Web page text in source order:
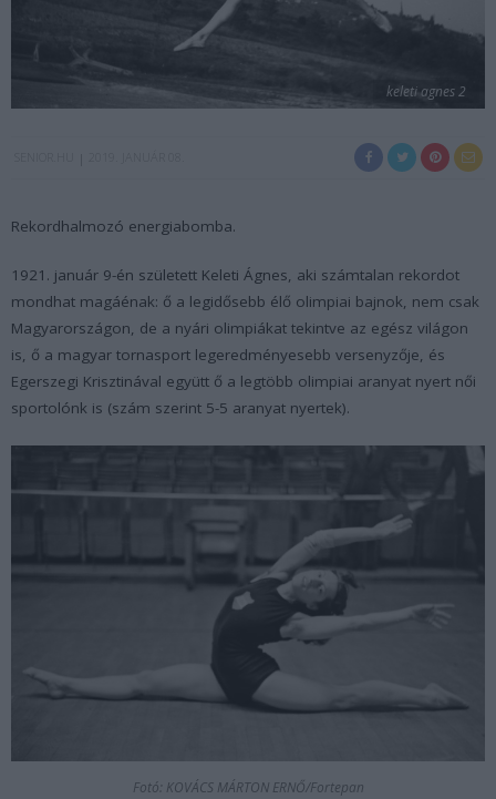
keleti agnes 2
Rekordhalmozó energiabomba.
1921. január 9-én született Keleti Ágnes, aki számtalan rekordot
mondhat magáénak: ő a legidősebb élő olimpiai bajnok, nem csak
Magyarországon, de a nyári olimpiákat tekintve az egész világon
is, ő a magyar tornasport legeredményesebb versenyzője, és
Egerszegi Krisztinával együtt ő a legtöbb olimpiai aranyat nyert női
sportolónk is (szám szerint 5-5 aranyat nyertek).
Fotó: KOVÁCS MÁRTON ERNŐ/Fortepan